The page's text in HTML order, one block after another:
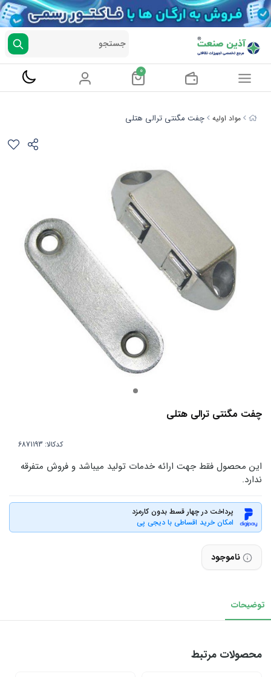
مواد اولیه چفت مگنتی ترالی هتلی
کدکالا:
چفت مگنتی ترالی هتلی
این محصول فقط جهت ارائه خدمات تولید میباشد و فروش متفرقه
ندارد.
پرداخت در چهار قسط بدون کارمزد
امکان خرید اقساطی با دیجی پی
ناموجود
توضیحات
محصولات مرتبط
جستجو
0